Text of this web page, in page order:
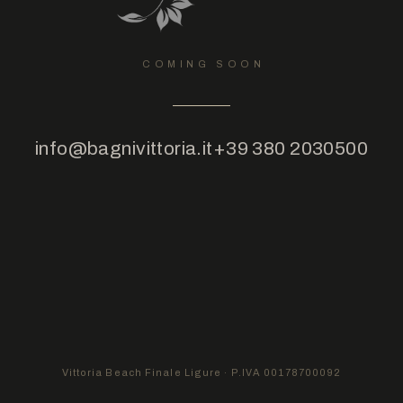
COMING SOON
info@bagnivittoria.it+39 380 2030500
Vittoria Beach Finale Ligure · P.IVA 00178700092